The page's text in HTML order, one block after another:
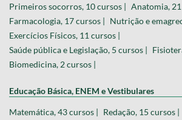
Primeiros socorros, 10 cursos |
Anatomia, 21
Farmacologia, 17 cursos |
Nutrição e
Exercícios Físicos, 11 cursos |
Saúde pública e Legislação, 5 cursos |
Biomedicina, 2 cursos |
Educação Básica, ENEM e Vestibulares
Matemática, 43 cursos |
Redação, 15 cursos |